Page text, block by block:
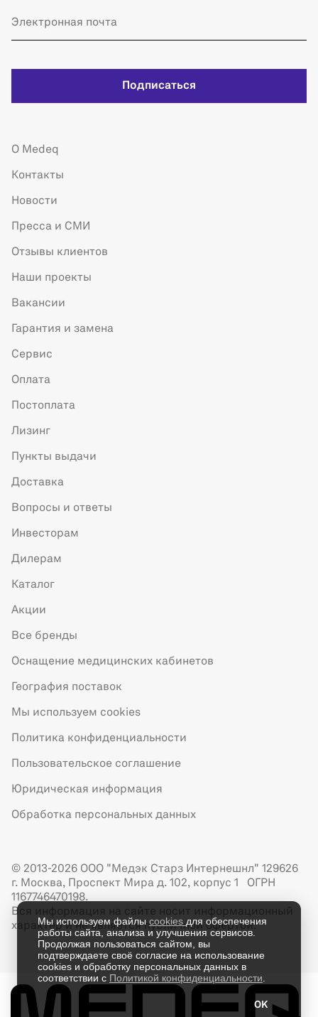
Подписаться
О Medeq
Контакты
Новости
Пресса и СМИ
Отзывы клиентов
Наши проекты
Вакансии
Гарантия и замена
Сервис
Оплата
Постоплата
Лизинг
Пункты выдачи
Доставка
Вопросы и ответы
Инвесторам
Дилерам
Каталог
Акции
Все бренды
Оснащение медицинских кабинетов
География поставок
Мы используем cookies
Политика конфиденциальности
Пользовательское соглашение
Юридическая информация
Обработка персональных данных
© 2013-2026 ООО "Медэк Старз Интернешнл" 129626
г. Москва, Проспект Мира д. 102, корпус 1 ОГРН
1167746470198.
Вся информация на сайте носит информационный
характер и не является публичной офертой.
Мы используем файлыcookies для обеспечения
работы сайта, анализа и улучшения сервисов.
Продолжая пользоваться сайтом, вы
подтверждаете своё согласие на использование
cookies и обработку персональных данных в
соответствии с Политикой конфиденциальности
OK